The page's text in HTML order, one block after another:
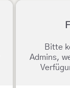
Bitte
Admins,